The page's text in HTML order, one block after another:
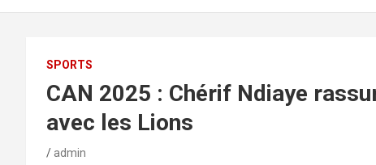
SPORTS
CAN 2025 : Chérif Ndiaye
avec les Lions
admin